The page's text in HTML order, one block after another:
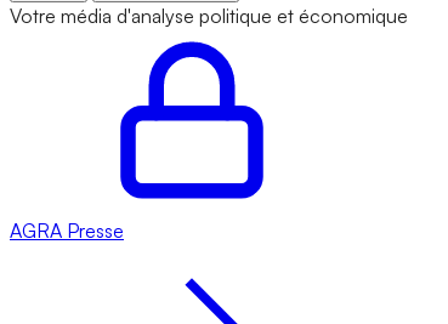
Votre média d'analyse politique et économique
AGRA Presse